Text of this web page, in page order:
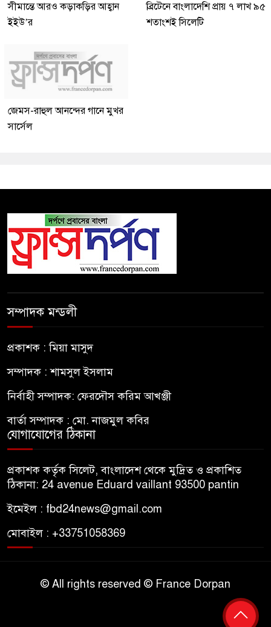
সীমান্তে আরও কড়াকড়ির আহ্বান
ইইউ’র
ব্রিটেনে বাংলাদেশি প্রায় ৭ লাখ ৯৫
শতাংশই সিলেটি
জেমস-রাহুল আনন্দের গানে মুখর
সার্সেল
সম্পাদক মন্ডলী
প্রকাশক : মিয়া মাসুদ
সম্পাদক : শামসুল ইসলাম
নির্বাহী সম্পাদক: ফেরদৌস করিম আখঞ্জী
বার্তা সম্পাদক : মো. নাজমুল কবির
যোগাযোগের ঠিকানা
প্রকাশক কর্তৃক সিলেট, বাংলাদেশ থেকে মুদ্রিত ও প্রকাশিত
ঠিকানা: 24 avenue Eduard vaillant 93500 pantin
ইমেইল : fbd24news@gmail.com
মোবাইল : +33751058369
© All rights reserved © France Dorpan